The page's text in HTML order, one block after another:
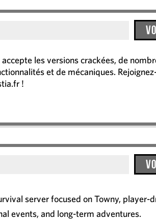
les versions crackées, de
et de mécaniques.
!
server focused on Towny, player-
events, and long-term adventures.